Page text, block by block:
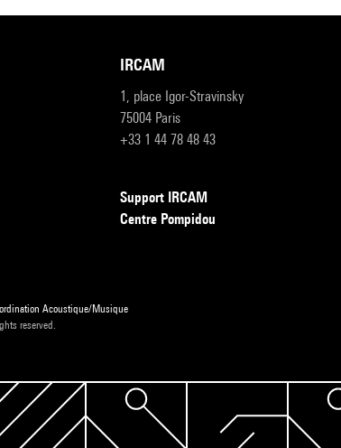
IRCAM
1, place Igor-Stravinsky
75004 Paris
+33 1 44 78 48 43
Support IRCAM
Centre Pompidou
Acoustique/Musique
reserved.